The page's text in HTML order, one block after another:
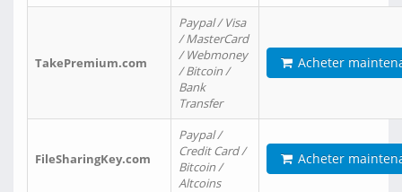
TakePremium.com
Paypal / Visa
/ MasterCard
/ Webmoney
/ Bitcoin /
Bank
Transfer
Acheter
FileSharingKey.com
Paypal /
Credit Card /
Bitcoin /
Altcoins
Acheter